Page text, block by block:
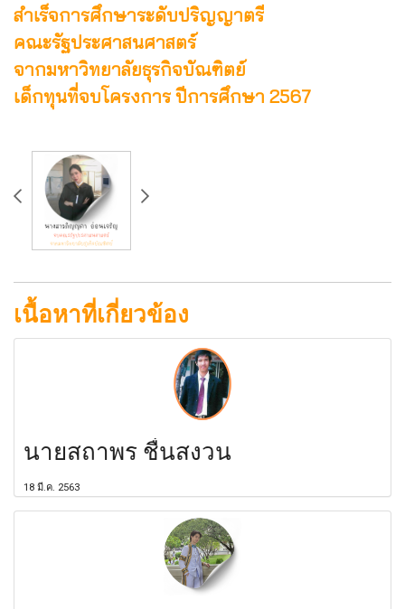
สำเร็จการศึกษาระดับปริญญาตรี
คณะรัฐประศาสนศาสตร์
จากมหาวิทยาลัยธุรกิจบัณฑิตย์
เด็กทุนที่จบโครงการ ปีการศึกษา 2567
เนื้อหาที่เกี่ยวข้อง
นายสถาพร ชื่นสงวน
18 มี.ค. 2563